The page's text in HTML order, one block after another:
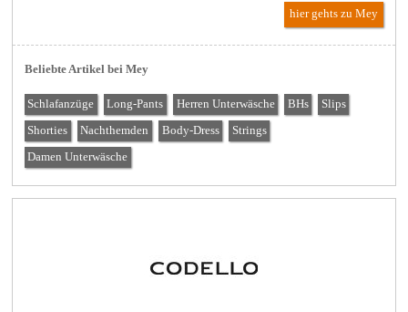
hier gehts zu Mey
Beliebte Artikel bei Mey
Schlafanzüge Long-Pants Herren Unterwäsche BHs Slips
Shorties Nachthemden Body-Dress Strings
Damen Unterwäsche